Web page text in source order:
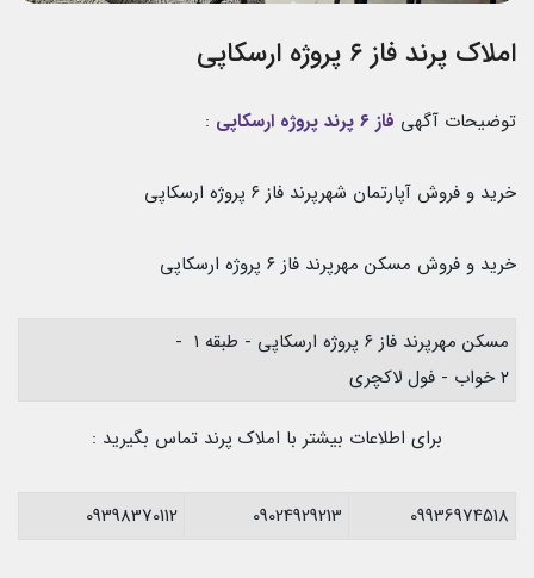
املاک پرند فاز ۶ پروژه ارسکاپی
توضیحات آگهی فاز ۶ پرند پروژه ارسکاپی :
خرید و فروش آپارتمان شهرپرند فاز ۶ پروژه ارسکاپی
خرید و فروش مسکن مهرپرند فاز ۶ پروژه ارسکاپی
مسکن مهرپرند فاز ۶ پروژه ارسکاپی - طبقه ۱ -
۲ خواب - فول لاکچری
برای اطلاعات بیشتر با املاک پرند تماس بگیرید :
09936974518
09024929213
09398370112